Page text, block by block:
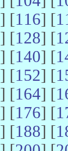
] [116] [
] [128] [
] [140] [
] [152] [
] [164] [
] [176] [
] [188] [